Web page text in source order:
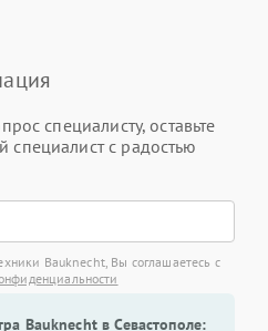
специалисту, оставьте
с радостью
Bauknecht, Вы соглашаетесь с
Bauknecht в Севастополе: